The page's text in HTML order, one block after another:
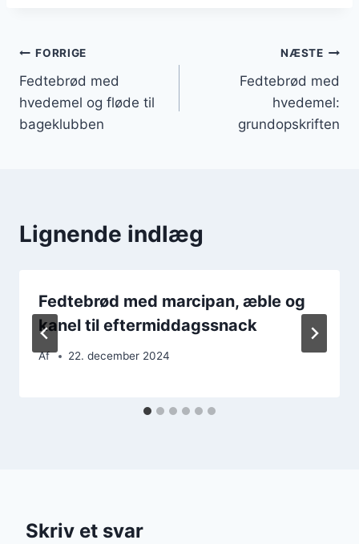
Indlægsnavigation
FORRIGE
Fedtebrød med
hvedemel og fløde til
bageklubben
NÆSTE
Fedtebrød med
hvedemel:
grundopskriften
Lignende indlæg
Fedtebrød med marcipan, æble og
kanel til eftermiddagssnack
Af 22. december 2024
Skriv et svar